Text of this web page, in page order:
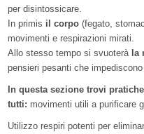
per disintossicare.
In primis il corpo (fegato,
movimenti e respirazioni mirati.
Allo stesso tempo si svuoterà la
pensieri pesanti che impediscono
In questa sezione trovi
tutti: movimenti utili a purificare
Utilizzo respiri potenti per